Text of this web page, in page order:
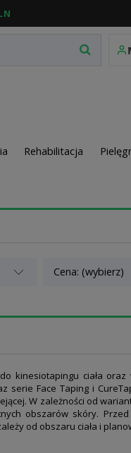
Rehabilitacja
Cena: (wybierz)
kinesiotapingu ciała
Face Taping i
W zależności od
obszarów skóry.
od obszaru ciała i